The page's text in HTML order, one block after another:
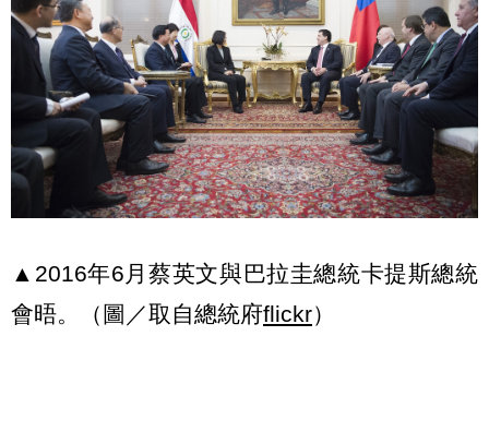
▲2016年6月蔡英文與巴拉圭總統卡提斯總統
會晤。（圖／取自總統府flickr）